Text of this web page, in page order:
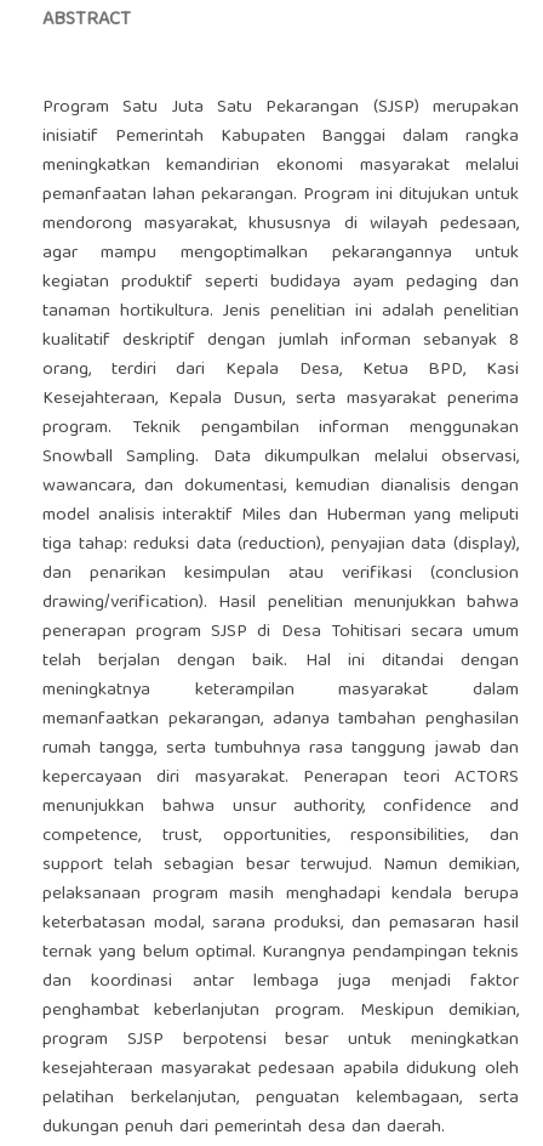
ABSTRACT
Program Satu Juta Satu Pekarangan (SJSP) merupakan
inisiatif Pemerintah Kabupaten Banggai dalam rangka
meningkatkan kemandirian ekonomi masyarakat melalui
pemanfaatan lahan pekarangan. Program ini ditujukan untuk
mendorong masyarakat, khususnya di wilayah pedesaan,
agar mampu mengoptimalkan pekarangannya untuk
kegiatan produktif seperti budidaya ayam pedaging dan
tanaman hortikultura. Jenis penelitian ini adalah penelitian
kualitatif deskriptif dengan jumlah informan sebanyak 8
orang, terdiri dari Kepala Desa, Ketua BPD, Kasi
Kesejahteraan, Kepala Dusun, serta masyarakat penerima
program. Teknik pengambilan informan menggunakan
Snowball Sampling. Data dikumpulkan melalui observasi,
wawancara, dan dokumentasi, kemudian dianalisis dengan
model analisis interaktif Miles dan Huberman yang meliputi
tiga tahap: reduksi data (reduction), penyajian data (display),
dan penarikan kesimpulan atau verifikasi (conclusion
drawing/verification). Hasil penelitian menunjukkan bahwa
penerapan program SJSP di Desa Tohitisari secara umum
telah berjalan dengan baik. Hal ini ditandai dengan
meningkatnya keterampilan masyarakat dalam
memanfaatkan pekarangan, adanya tambahan penghasilan
rumah tangga, serta tumbuhnya rasa tanggung jawab dan
kepercayaan diri masyarakat. Penerapan teori ACTORS
menunjukkan bahwa unsur authority, confidence and
competence, trust, opportunities, responsibilities, dan
support telah sebagian besar terwujud. Namun demikian,
pelaksanaan program masih menghadapi kendala berupa
keterbatasan modal, sarana produksi, dan pemasaran hasil
ternak yang belum optimal. Kurangnya pendampingan teknis
dan koordinasi antar lembaga juga menjadi faktor
penghambat keberlanjutan program. Meskipun demikian,
program SJSP berpotensi besar untuk meningkatkan
kesejahteraan masyarakat pedesaan apabila didukung oleh
pelatihan berkelanjutan, penguatan kelembagaan, serta
dukungan penuh dari pemerintah desa dan daerah.